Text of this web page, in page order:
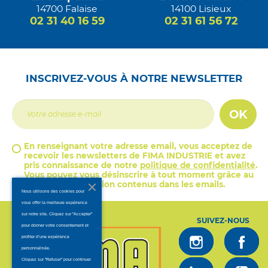
14700 Falaise
02 31 40 16 59
14100 Lisieux
02 31 61 56 72
INSCRIVEZ-VOUS À NOTRE NEWSLETTER
OK
En renseignant votre adresse email, vous acceptez de
recevoir les newsletters de FIMA INDUSTRIE et avez
pris connaissance de notre politique de confidentialité.
Vous pouvez vous désinscrire à tout moment grâce au
lien de désinscription contenus dans les emails.
SUIVEZ-NOUS
Nous utilisons des cookies pour
vous offrir la meilleure expérience
sur notre site. Cliquez sur "Accepter"
pour donner votre consentement et
profiter d’une expérience
personnalisée.
Cliquez sur "Refuser" pour continuer